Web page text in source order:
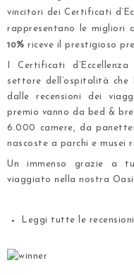
vincitori dei Certificati
rappresentano le migliori
10% riceve il prestigioso
I Certificati
settore dell’ospitalità che
dalle recensioni dei
premio vanno da bed &
6.000 camere, da
nascoste a parchi e musei
Un immenso grazie a
viaggiato nella nostra
Leggi tutte le recensioni